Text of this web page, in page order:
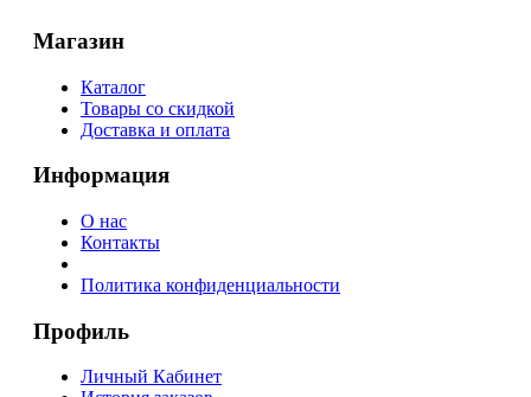
Магазин
Каталог
Товары со скидкой
Доставка и оплата
Информация
О нас
Контакты
Политика конфиденциальности
Профиль
Личный Кабинет